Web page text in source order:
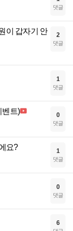
댓글
이 갑자기 안
2
댓글
1
댓글
벤트) 0
댓글
요? 1
댓글
0
댓글
6